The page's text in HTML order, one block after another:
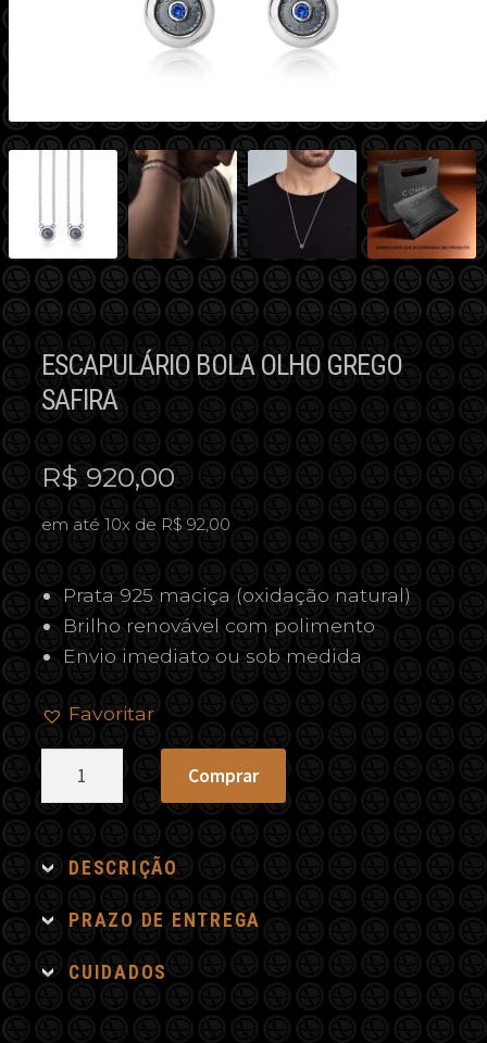
ESCAPULÁRIO BOLA OLHO GREGO
SAFIRA
R$ 920,00
em até 10x de R$ 92,00
Prata 925 maciça (oxidação natural)
Brilho renovável com polimento
Envio imediato ou sob medida
Favoritar
quantidade
Comprar
DESCRIÇÃO
PRAZO DE ENTREGA
CUIDADOS